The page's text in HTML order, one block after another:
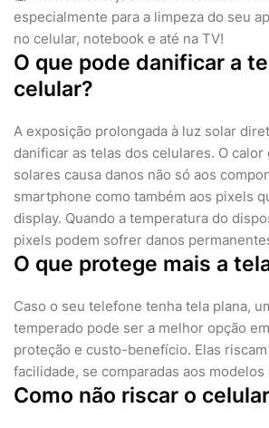
especialmente para a limpeza do seu
no celular, notebook e até na TV!
O que pode danificar a
celular?
A exposição prolongada à luz solar
danificar as telas dos celulares. O
solares causa danos não só aos
smartphone como também aos pixels
display. Quando a temperatura do
pixels podem sofrer danos
O que protege mais a
Caso o seu telefone tenha tela plana,
temperado pode ser a melhor opção
proteção e custo-benefício. Elas
facilidade, se comparadas aos modelos
Como não riscar o